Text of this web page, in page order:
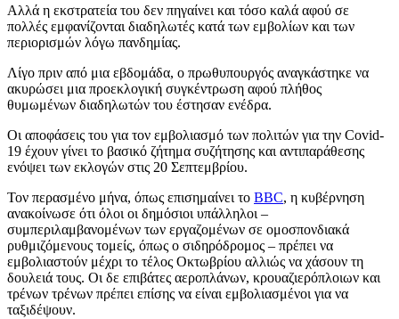
Αλλά η εκστρατεία του δεν πηγαίνει και τόσο καλά αφού σε
πολλές εμφανίζονται διαδηλωτές κατά των εμβολίων και των
περιορισμών λόγω πανδημίας.
Λίγο πριν από μια εβδομάδα, ο πρωθυπουργός αναγκάστηκε να
ακυρώσει μια προεκλογική συγκέντρωση αφού πλήθος
θυμωμένων διαδηλωτών του έστησαν ενέδρα.
Οι αποφάσεις του για τον εμβολιασμό των πολιτών για την Covid-
19 έχουν γίνει το βασικό ζήτημα συζήτησης και αντιπαράθεσης
ενόψει των εκλογών στις 20 Σεπτεμβρίου.
Τον περασμένο μήνα, όπως επισημαίνει το ΒΒC, η κυβέρνηση
ανακοίνωσε ότι όλοι οι δημόσιοι υπάλληλοι –
συμπεριλαμβανομένων των εργαζομένων σε ομοσπονδιακά
ρυθμιζόμενους τομείς, όπως ο σιδηρόδρομος – πρέπει να
εμβολιαστούν μέχρι το τέλος Οκτωβρίου αλλιώς να χάσουν τη
δουλειά τους. Οι δε επιβάτες αεροπλάνων, κρουαζιερόπλοιων και
τρένων τρένων πρέπει επίσης να είναι εμβολιασμένοι για να
ταξιδέψουν.